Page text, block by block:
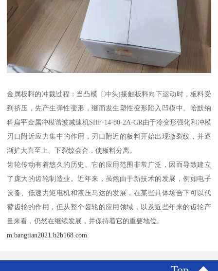
金属板料的冲裁过程：当凸模〔冲头)接触板料向下运动时，板料受
到挤压，先产生弹性变形，继而发生塑性变形陷入凹模中。哈默纳
科扁平金属冲模谐波减速机SHF-14-80-2A-GR由于冷变形强化和冲模
刃口附近应力集中的作用，刃口附近的板料开始出现微裂纹，并逐
渐扩大直至上、下裂纹会合，使板料分离。
齿轮传动有着悠久的历史。它的应用范围非常广泛，因而导致建立
了庞大的齿轮制造业。近年来，虽然由于新技术的发展，例如电子
设备、低速力矩电机和液压马达的发展，在某些具体场合下可以代
替齿轮的作用，但从整个齿轮的应用领域，以及近些年来的齿轮产
量来看，仍然在继续发展，并保持着它的重要地位。
m.bangtian2021.b2b168.com